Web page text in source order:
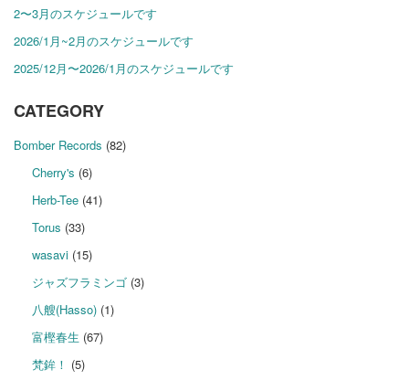
2〜3月のスケジュールです
2026/1月~2月のスケジュールです
2025/12月〜2026/1月のスケジュールです
CATEGORY
Bomber Records (82)
Cherry's (6)
Herb-Tee(41)
Torus (33)
wasavi(15)
ジャズフラミンゴ(3)
八艘(Hasso)(1)
富樫春生 (67)
梵鉾！ (5)